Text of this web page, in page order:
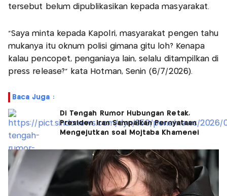
tersebut belum dipublikasikan kepada masyarakat.
"Saya minta kepada Kapolri, masyarakat pengen tahu
mukanya itu oknum polisi gimana gitu loh? Kenapa
kalau pencopet, penganiaya lain, selalu ditampilkan di
press release?" kata Hotman, Senin (6/7/2026).
Baca Juga :
Di Tengah Rumor Hubungan Retak,
Presiden Iran Sampaikan Pernyataan
Mengejutkan soal Mojtaba Khamenei